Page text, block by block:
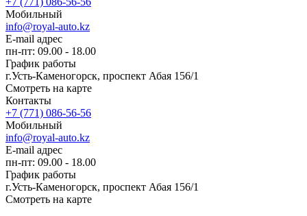
Мобильный
info@royal-auto.kz
E-mail адрес
пн-пт: 09.00 - 18.00
График работы
г.Усть-Каменогорск, проспект Абая 156/1
Смотреть на карте
Контакты
+7 (771) 086-56-56
Мобильный
info@royal-auto.kz
E-mail адрес
пн-пт: 09.00 - 18.00
График работы
г.Усть-Каменогорск, проспект Абая 156/1
Смотреть на карте